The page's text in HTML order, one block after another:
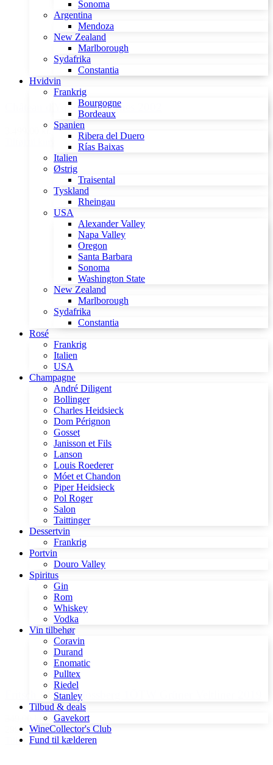
Sonoma
Argentina
Mendoza
New Zealand
Marlborough
Sydafrika
Constantia
Hvidvin
Frankrig
Bourgogne
Bordeaux
Spanien
Ribera del Duero
Rías Baixas
Italien
Østrig
Traisental
Tyskland
Rheingau
USA
Alexander Valley
Napa Valley
Oregon
Santa Barbara
Sonoma
Washington State
New Zealand
Marlborough
Sydafrika
Constantia
Rosé
Frankrig
Italien
USA
Champagne
André Diligent
Bollinger
Charles Heidsieck
Dom Pérignon
Gosset
Janisson et Fils
Lanson
Louis Roederer
Móet et Chandon
Piper Heidsieck
Pol Roger
Salon
Taittinger
Dessertvin
Frankrig
Portvin
Douro Valley
Spiritus
Gin
Rom
Whiskey
Vodka
Vin tilbehør
Coravin
Durand
Enomatic
Pulltex
Riedel
Stanley
Tilbud & deals
Gavekort
WineCollector's Club
Fund til kælderen
Château d'Yquem Sauternes 2002
3.499,00 kr.
Fritsch Ried Schlossberg 1ÖTW Grüner Veltliner 2019
349,00 kr.
299,00 kr.
Tilføj til kurv